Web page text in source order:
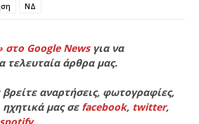
ΝΔ
στο Google Newsγια να
τελευταία άρθρα μας.
αναρτήσεις, φωτογραφίες,
ηχητικά μας σε facebook, twitter,